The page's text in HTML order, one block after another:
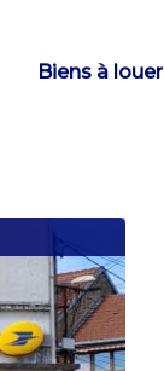
Biens à louer